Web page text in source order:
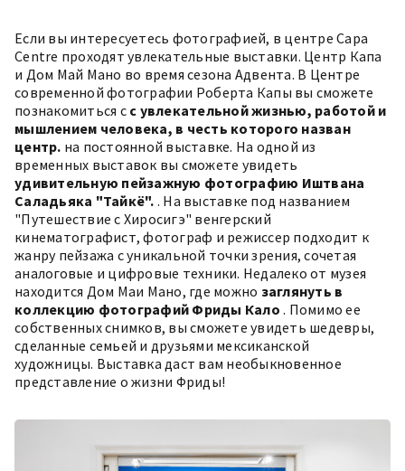
Если вы интересуетесь фотографией, в центре Capa
Centre проходят увлекательные выставки. Центр Капа
и Дом Май Мано во время сезона Адвента. В Центре
современной фотографии Роберта Капы вы сможете
познакомиться сс увлекательной жизнью, работой и
мышлением человека, в честь которого назван
центр. на постоянной выставке. На одной из
временных выставок вы сможете увидеть
удивительную пейзажную фотографию Иштвана
Саладьяка "Тайкё". . На выставке под названием
"Путешествие с Хиросигэ" венгерский
кинематографист, фотограф и режиссер подходит к
жанру пейзажа с уникальной точки зрения, сочетая
аналоговые и цифровые техники. Недалеко от музея
находится Дом Маи Мано, где можно заглянуть в
коллекцию фотографий Фриды Кало . Помимо ее
собственных снимков, вы сможете увидеть шедевры,
сделанные семьей и друзьями мексиканской
художницы. Выставка даст вам необыкновенное
представление о жизни Фриды!